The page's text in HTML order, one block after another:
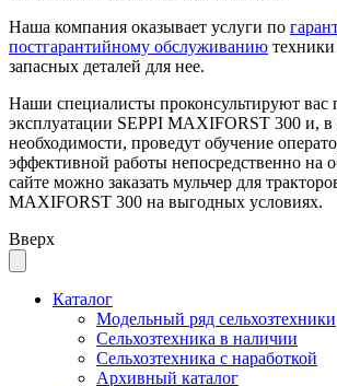
Наша компания оказывает услуги по
постгарантийному обслуживанию
запасных деталей для нее.
Наши специалисты проконсультируют вас
эксплуатации SEPPI MAXIFORST 300 и, в
необходимости, проведут обучение
эффективной работы непосредственно на
сайте можно заказать мульчер для
MAXIFORST 300 на выгодных условиях.
Вверх
Каталог
Модельный ряд сельхозтехники
Сельхозтехника в наличии
Сельхозтехника с наработкой
Архивный каталог